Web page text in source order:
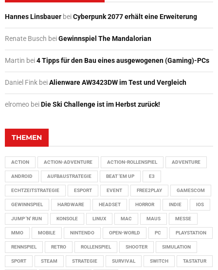
Hannes Linsbauer beiCyberpunk 2077 erhält eine Erweiterung
Renate Busch beiGewinnspiel The Mandalorian
Martin bei4 Tipps für den Bau eines ausgewogenen (Gaming)-PCs
Daniel Fink beiAlienware AW3423DW im Test und Vergleich
elromeo beiDie Ski Challenge ist im Herbst zurück!
THEMEN
ACTION ACTION-ADVENTURE ACTION-ROLLENSPIEL ADVENTURE
ANDROID AUFBAUSTRATEGIE BEAT 'EM UP E3
ECHTZEITSTRATEGIE ESPORT EVENT FREE2PLAY GAMESCOM
GEWINNSPIEL HARDWARE HEADSET HORROR INDIE IOS
JUMP 'N' RUN KONSOLE LINUX MAC MAUS MESSE
MMO MOBILE NINTENDO OPEN-WORLD PC PLAYSTATION
RENNSPIEL RETRO ROLLENSPIEL SHOOTER SIMULATION
SPORT STEAM STRATEGIE SURVIVAL SWITCH TASTATUR